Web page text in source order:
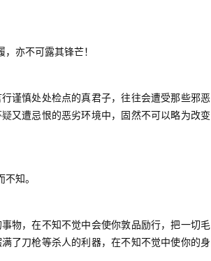
亦不可露其锋芒！
谨慎处处检点的真君子，往往会遭受那些邪恶
又遭忌恨的恶劣环境中，固然不可以略为改变
知。
物，在不知不觉中会使你敦品励行，把一切毛
了刀枪等杀人的利器，在不知不觉中使你的身